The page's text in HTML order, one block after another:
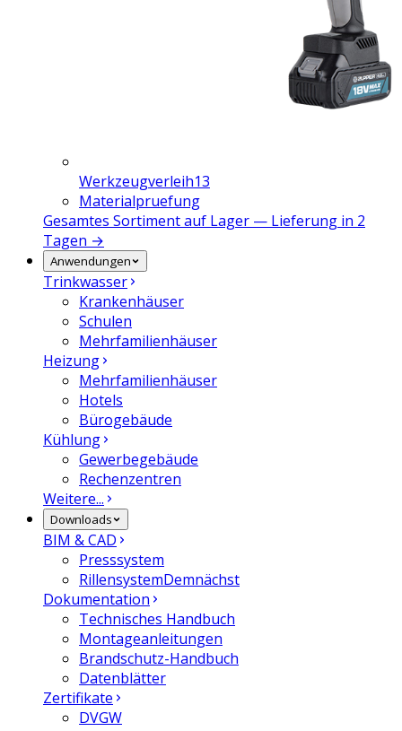
Werkzeugverleih13
Materialpruefung
Gesamtes Sortiment auf Lager — Lieferung in 2
Tagen →
Anwendungen
Trinkwasser
Krankenhäuser
Schulen
Mehrfamilienhäuser
Heizung
Mehrfamilienhäuser
Hotels
Bürogebäude
Kühlung
Gewerbegebäude
Rechenzentren
Weitere...
Downloads
BIM & CAD
Presssystem
RillensystemDemnächst
Dokumentation
Technisches Handbuch
Montageanleitungen
Brandschutz-Handbuch
Datenblätter
Zertifikate
DVGW